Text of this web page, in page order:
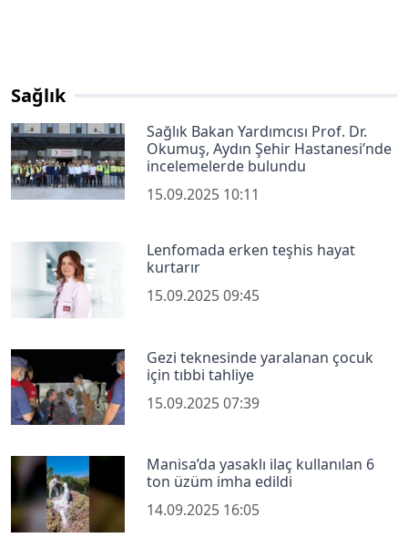
Sağlık
Sağlık Bakan Yardımcısı Prof. Dr.
Okumuş, Aydın Şehir Hastanesi’nde
incelemelerde bulundu
15.09.2025 10:11
Lenfomada erken teşhis hayat
kurtarır
15.09.2025 09:45
Gezi teknesinde yaralanan çocuk
için tıbbi tahliye
15.09.2025 07:39
Manisa’da yasaklı ilaç kullanılan 6
ton üzüm imha edildi
14.09.2025 16:05